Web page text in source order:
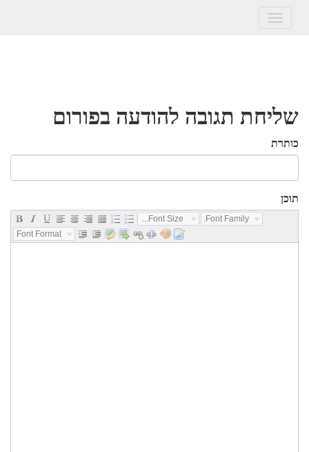
Toggle
שליחת תגובה להודעה בפורום
כותרת
תוכן
Font Size...
Font Family...
Font Format...